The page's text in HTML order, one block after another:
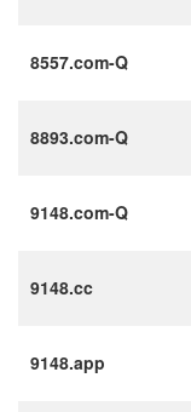
8557.com-Q
8893.com-Q
9148.com-Q
9148.cc
9148.app